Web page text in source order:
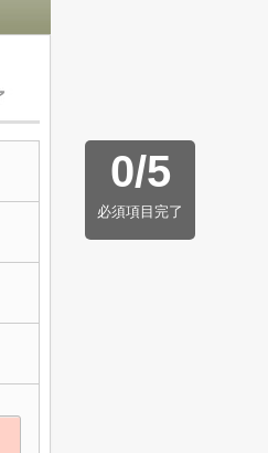
0/5
必須項目完了